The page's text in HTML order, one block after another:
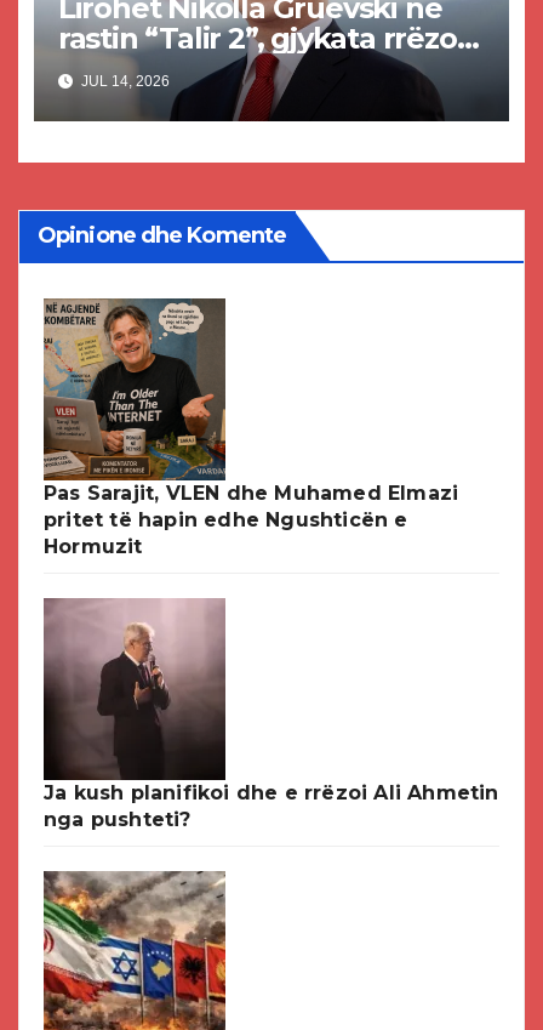
Lirohet Nikolla Gruevski në
rastin “Talir 2”, gjykata rrëzon
akuzat për ndërtimin e
paligjshëm të selisë së VMRO-
DPMNE-së
JUL 14, 2026
Opinione dhe Komente
Pas Sarajit, VLEN dhe Muhamed Elmazi
pritet të hapin edhe Ngushticën e
Hormuzit
Ja kush planifikoi dhe e rrëzoi Ali Ahmetin
nga pushteti?